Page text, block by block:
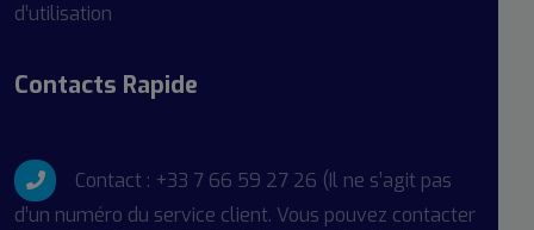
d’utilisation
Contacts Rapide
Contact : +33 7 66 59 27 26 (Il ne s’agit pas
d’un numéro du service client. Vous pouvez contacter